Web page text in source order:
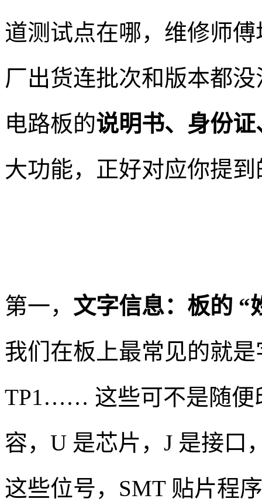
道测试点在哪，维修师
厂出货连批次和版本都
电路板的说明书、身份
大功能，正好对应你提到
第一， 文字信息：板的 “
我们在板上最常见的就是
TP1…… 这些可不是随便
容，U 是芯片，J 是接口
这些位号，SMT 贴片程